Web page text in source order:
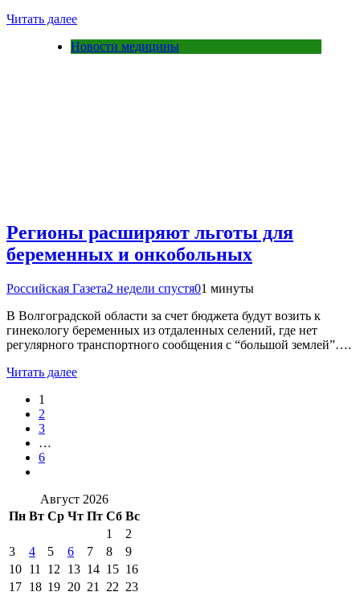
Читать далее
Новости медицины
Регионы расширяют льготы для
беременных и онкобольных
Российская Газета2 недели спустя01 минуты
В Волгоградской области за счет бюджета будут возить к
гинекологу беременных из отдаленных селений, где нет
регулярного транспортного сообщения с “большой землей”….
Читать далее
1
2
3
…
6
Август 2026
Пн Вт Ср Чт Пт Сб Вс
1
2
3
4 5 6 7 8
9
10 11 12 13 14 15 16
17 18 19 20 21 22 23